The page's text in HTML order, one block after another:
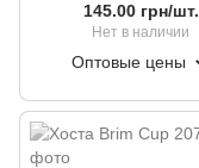
145.00 грн/шт.
Нет в наличии
Оптовые цены